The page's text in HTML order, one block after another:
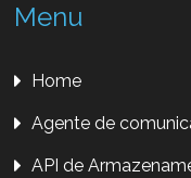
Menu
Home
Agente de
API de